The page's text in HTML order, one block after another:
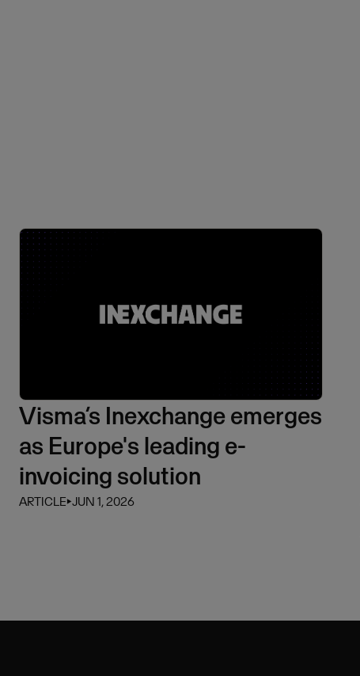
Visma’s Inexchange emerges
as Europe's leading e-
invoicing solution
ARTICLE⏵JUN 1, 2026